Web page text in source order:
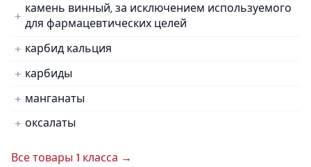
камень винный, за исключением используемого
для фармацевтических целей
карбид кальция
карбиды
манганаты
оксалаты
Все товары 1 класса →